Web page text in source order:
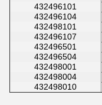
432496101
432496104
432498101
432496107
432496501
432496504
432498001
432498004
432498010